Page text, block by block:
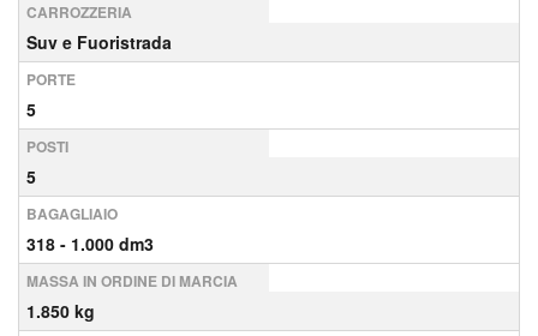
CARROZZERIA
Suv e Fuoristrada
PORTE
5
POSTI
5
BAGAGLIAIO
318 - 1.000 dm3
MASSA IN ORDINE DI MARCIA
1.850 kg